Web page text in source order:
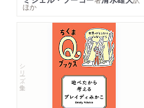
ほか
シリーズ・全集